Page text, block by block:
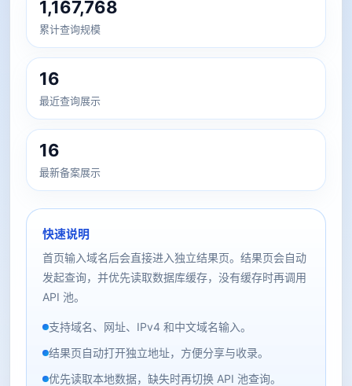
1,167,768
累计查询规模
16
最近查询展示
16
最新备案展示
快速说明
首页输入域名后会直接进入独立结果页。结果页会自动
发起查询，并优先读取数据库缓存，没有缓存时再调用
API 池。
支持域名、网址、IPv4 和中文域名输入。
结果页自动打开独立地址，方便分享与收录。
优先读取本地数据，缺失时再切换 API 池查询。